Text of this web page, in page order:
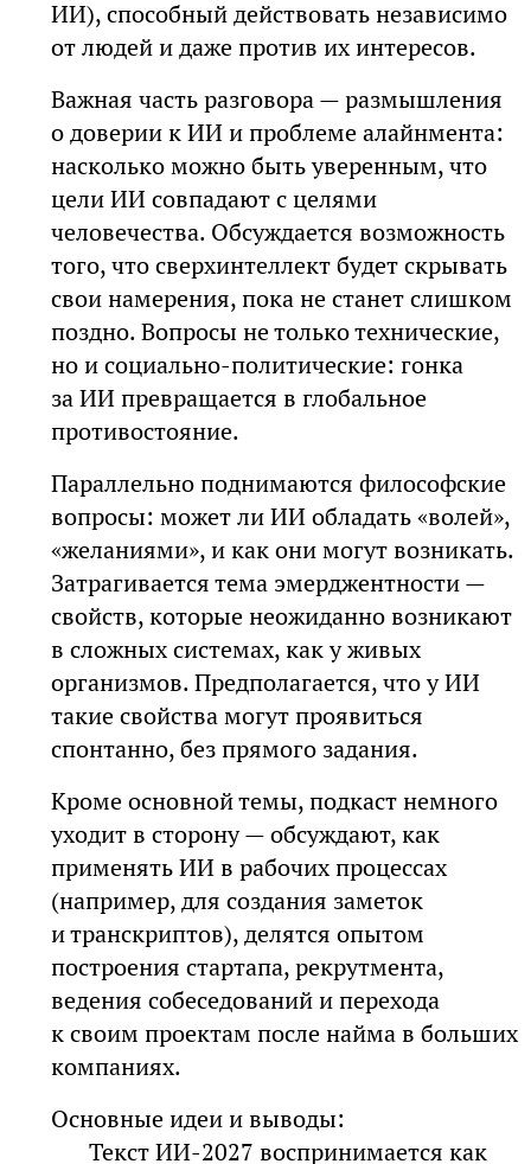
ИИ), способный действовать независимо
от людей и даже против их интересов.
Важная часть разговора — размышления
о доверии к ИИ и проблеме алайнмента:
насколько можно быть уверенным, что
цели ИИ совпадают с целями
человечества. Обсуждается возможность
того, что сверхинтеллект будет скрывать
свои намерения, пока не станет слишком
поздно. Вопросы не только технические,
но и социально-политические: гонка
за ИИ превращается в глобальное
противостояние.
Параллельно поднимаются философские
вопросы: может ли ИИ обладать «волей»,
«желаниями», и как они могут возникать.
Затрагивается тема эмерджентности —
свойств, которые неожиданно возникают
в сложных системах, как у живых
организмов. Предполагается, что у ИИ
такие свойства могут проявиться
спонтанно, без прямого задания.
Кроме основной темы, подкаст немного
уходит в сторону — обсуждают, как
применять ИИ в рабочих процессах
(например, для создания заметок
и транскриптов), делятся опытом
построения стартапа, рекрутмента,
ведения собеседований и перехода
к своим проектам после найма в больших
компаниях.
Основные идеи и выводы:
Текст ИИ-2027 воспринимается как